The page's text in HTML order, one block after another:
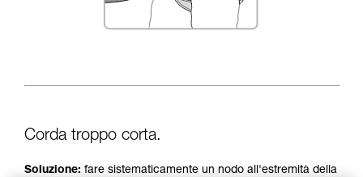
Corda troppo corta.
Soluzione: fare sistematicamente un nodo all'estremità della